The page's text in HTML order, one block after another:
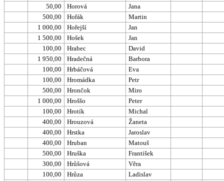
50,00
Horová
Jana
500,00
Hořák
Martin
1 000,00
Hořejší
Jan
1 500,00
Hošek
Jan
100,00
Hrabec
David
1 950,00
Hradečná
Barbora
100,00
Hrbáčová
Eva
100,00
Hromádka
Petr
500,00
Hrončok
Miro
1 000,00
Hroššo
Peter
100,00
Hrotík
Michal
400,00
Hrouzová
Žaneta
400,00
Hrstka
Jaroslav
400,00
Hruban
Matouš
500,00
Hruška
František
300,00
Hrůšová
Věra
100,00
Hrůza
Ladislav